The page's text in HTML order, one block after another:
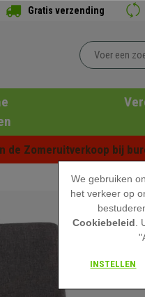
Gratis verzending
de Zomeruitverkoop bij
We gebruiken
het verkeer op
Cookiebeleid
INSTELLEN